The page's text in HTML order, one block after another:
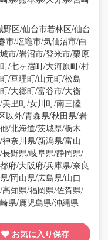
区/仙台市若林区/仙台
市/塩竈市/気仙沼市/白
市/岩沼市/登米市/栗原
/七ヶ宿町/大河原町/村
/亘理町/山元町/松島
/大郷町/富谷市/大衡
里町/女川町/南三陸
以外/青森県/秋田県/岩
/北海道/茨城県/栃木
奈川県/新潟県/富山
野県/岐阜県/静岡県/
府/大阪府/兵庫県/奈良
/岡山県/広島県/山口
知県/福岡県/佐賀県/
県/鹿児島県/沖縄県
お気に入り保存